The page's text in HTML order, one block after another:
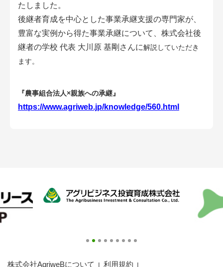
会員限定コンテンツ（無料）
会員登録無料 アグリウェブの使い方
コラム・事例集
たしました。
後継者育成を中心とした事業承継支援の専門家が、
豊富な実例から得た事業承継について、 株式会社後
継者の学校 代表 大川原 基剛さんに解説していただき
ます。
『農事組合法人×親族への承継』
https://www.agriweb.jp/knowledge/560.html
株式会社AgriweBについて 利用規約